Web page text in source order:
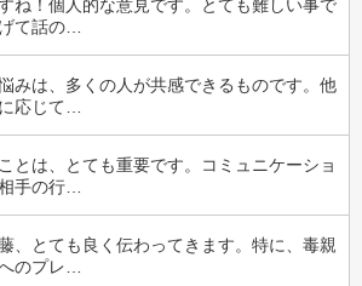
ね！個人的な意見です。とても難しい事で
て話の…
みは、多くの人が共感できるものです。他
応じて…
とは、とても重要です。コミュニケーショ
手の行…
、とても良く伝わってきます。特に、毒親
のプレ…